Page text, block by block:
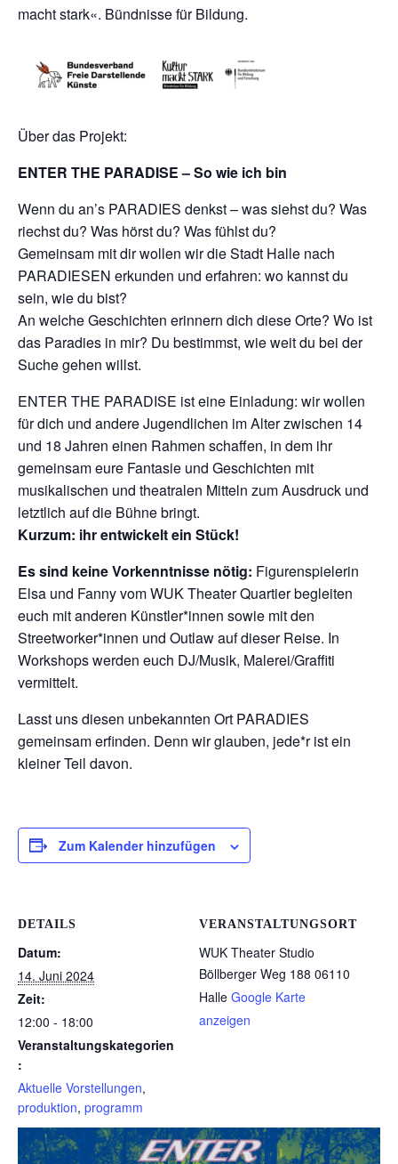
macht stark«. Bündnisse für Bildung.
Über das Projekt:
ENTER THE PARADISE – So wie ich bin
Wenn du an’s PARADIES denkst – was siehst du? Was
riechst du? Was hörst du? Was fühlst du?
Gemeinsam mit dir wollen wir die Stadt Halle nach
PARADIESEN erkunden und erfahren: wo kannst du
sein, wie du bist?
An welche Geschichten erinnern dich diese Orte? Wo ist
das Paradies in mir? Du bestimmst, wie weit du bei der
Suche gehen willst.
ENTER THE PARADISE ist eine Einladung: wir wollen
für dich und andere Jugendlichen im Alter zwischen 14
und 18 Jahren einen Rahmen schaffen, in dem ihr
gemeinsam eure Fantasie und Geschichten mit
musikalischen und theatralen Mitteln zum Ausdruck und
letztlich auf die Bühne bringt.
Kurzum: ihr entwickelt ein Stück!
Es sind keine Vorkenntnisse nötig: Figurenspielerin
Elsa und Fanny vom WUK Theater Quartier begleiten
euch mit anderen Künstler*innen sowie mit den
Streetworker*innen und Outlaw auf dieser Reise. In
Workshops werden euch DJ/Musik, Malerei/Graffiti
vermittelt.
Lasst uns diesen unbekannten Ort PARADIES
gemeinsam erfinden. Denn wir glauben, jede*r ist ein
kleiner Teil davon.
Zum Kalender hinzufügen
DETAILS
Datum:
14. Juni 2024
Zeit:
12:00 - 18:00
Veranstaltungskategorien
:
Aktuelle Vorstellungen,
produktion, programm
VERANSTALTUNGSORT
WUK Theater Studio
Böllberger Weg 188 06110
Halle Google Karte
anzeigen